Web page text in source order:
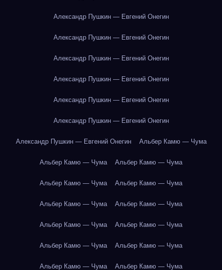
Александр Пушкин — Евгений Онегин
Александр Пушкин — Евгений Онегин
Александр Пушкин — Евгений Онегин
Александр Пушкин — Евгений Онегин
Александр Пушкин — Евгений Онегин
Александр Пушкин — Евгений Онегин
Александр Пушкин — Евгений Онегин Альбер Камю — Чума
Альбер Камю — Чума Альбер Камю — Чума
Альбер Камю — Чума Альбер Камю — Чума
Альбер Камю — Чума Альбер Камю — Чума
Альбер Камю — Чума Альбер Камю — Чума
Альбер Камю — Чума Альбер Камю — Чума
Альбер Камю — Чума Альбер Камю — Чума